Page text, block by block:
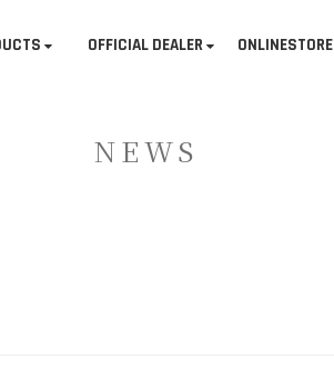
OFFICIAL DEALER ONLINESTORE
NEWS